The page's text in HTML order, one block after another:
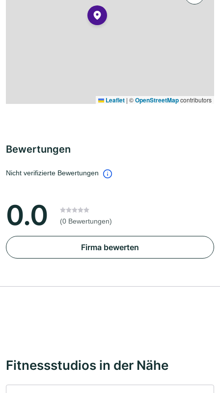
Leaflet | ©OpenStreetMapcontributors
Bewertungen
Nicht verifizierte Bewertungen
0.0 (0 Bewertungen)
Firma bewerten
Fitnessstudios in der Nähe